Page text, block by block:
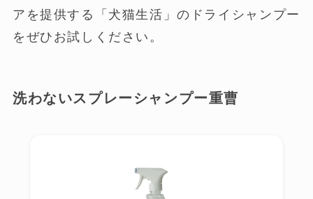
アを提供する「犬猫生活」のドライシャンプー
をぜひお試しください。
洗わないスプレーシャンプー重曹